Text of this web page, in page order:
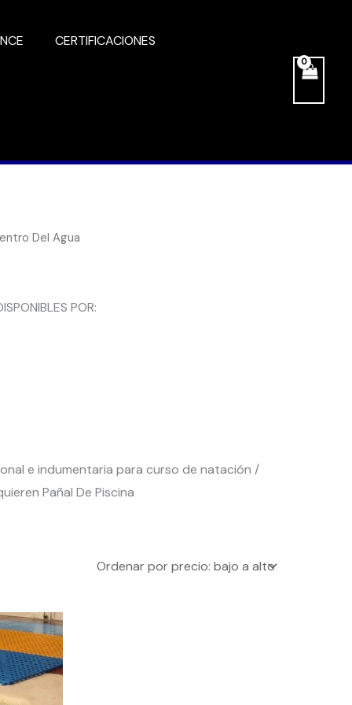
CERTIFICACIONES
Del Agua
POR:
e indumentaria para curso de natación /
Pañal De Piscina
Este
producto
tiene